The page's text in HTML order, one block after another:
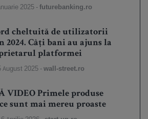
2025 -futurebanking.ro
cheltuită de utilizatorii
2024. Câți bani au ajuns la
platformei
August 2025 -wall-street.ro
VIDEO Primele produse
sunt mai mereu proaste